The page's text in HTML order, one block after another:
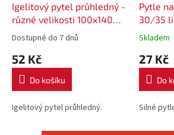
Igelitový pytel průhledný -
různé velikosti 100x140
cm
Dostupné do 7 dnů
52 Kč
Do košíku
Igelitový pytel průhledný.
Pytle
30/35
Skladem
27 Kč
Do
Silné